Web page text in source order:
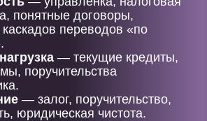
понятные договоры,
каскадов переводов «по
— текущие кредиты,
поручительства
— залог, поручительство,
юридическая чистота.